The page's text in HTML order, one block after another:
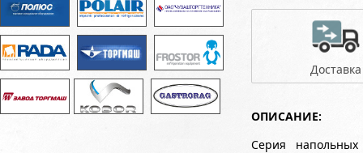
Доставка
ОПИСАНИЕ:
Серия